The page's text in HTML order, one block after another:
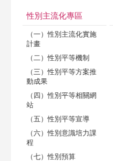
性別主流化專區
（一）性別主流化實施
計畫
（二）性別平等機制
（三）性別平等方案推
動成果
（四）性別平等相關網
站
（五）性別平等宣導
（六）性別意識培力課
程
（七）性別預算